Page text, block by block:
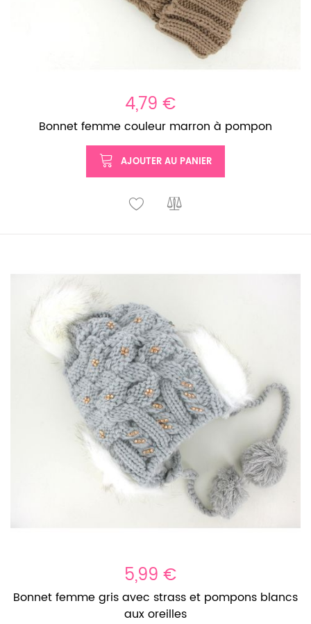
4,79 €
Bonnet femme couleur marron à pompon
AJOUTER AU PANIER
5,99 €
Bonnet femme gris avec strass et pompons blancs
aux oreilles